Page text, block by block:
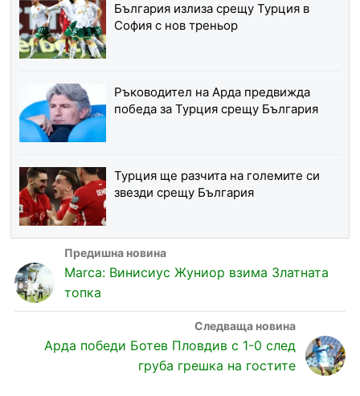
България излиза срещу Турция в
София с нов треньор
Ръководител на Арда предвижда
победа за Турция срещу България
Турция ще разчита на големите си
звезди срещу България
Marca: Винисиус Жуниор взима Златната
топка
Арда победи Ботев Пловдив с 1-0 след
груба грешка на гостите